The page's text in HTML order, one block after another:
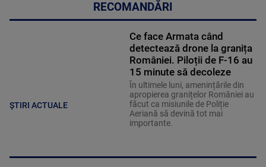
RECOMANDĂRI
ȘTIRI ACTUALE
Ce face Armata când
detectează drone la granița
României. Piloții de F-16 au
15 minute să decoleze
În ultimele luni, amenințările din
apropierea granițelor României au
făcut ca misiunile de Poliție
Aeriană să devină tot mai
importante.